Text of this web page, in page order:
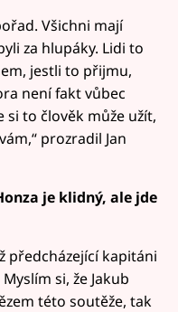
Všichni mají
za hlupáky. Lidi to
jestli to přijmu,
není fakt vůbec
si to člověk může užít,
prozradil Jan
je klidný, ale jde
předcházející kapitáni
si, že Jakub
této soutěže, tak